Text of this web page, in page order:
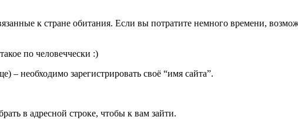
к стране обитания. Если вы потратите немного времени,
по человеччески :)
– необходимо зарегистрировать своё “имя сайта”.
в адресной строке, чтобы к вам зайти.